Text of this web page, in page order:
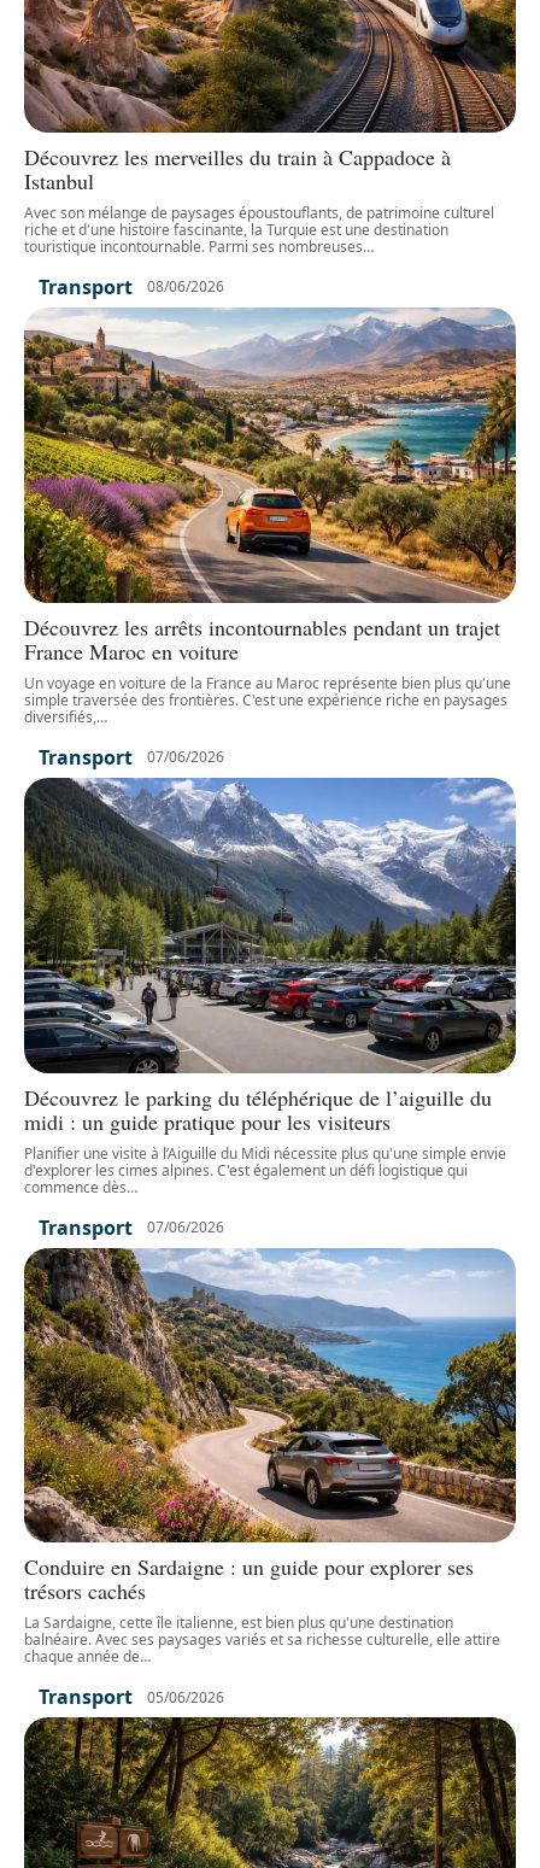
Découvrez les merveilles du train à Cappadoce à
Istanbul
Avec son mélange de paysages époustouflants, de patrimoine culturel
riche et d'une histoire fascinante, la Turquie est une destination
touristique incontournable. Parmi ses nombreuses…
Transport 08/06/2026
Découvrez les arrêts incontournables pendant un trajet
France Maroc en voiture
Un voyage en voiture de la France au Maroc représente bien plus qu'une
simple traversée des frontières. C'est une expérience riche en paysages
diversifiés,…
Transport 07/06/2026
Découvrez le parking du téléphérique de l’aiguille du
midi : un guide pratique pour les visiteurs
Planifier une visite à l’Aiguille du Midi nécessite plus qu'une simple envie
d'explorer les cimes alpines. C'est également un défi logistique qui
commence dès…
Transport 07/06/2026
Conduire en Sardaigne : un guide pour explorer ses
trésors cachés
La Sardaigne, cette île italienne, est bien plus qu'une destination
balnéaire. Avec ses paysages variés et sa richesse culturelle, elle attire
chaque année de…
Transport 05/06/2026